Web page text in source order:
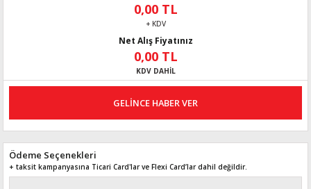
0,00 TL
+ KDV
Net Alış Fiyatınız
0,00 TL
KDV DAHİL
GELİNCE HABER VER
Ödeme Seçenekleri
+ taksit kampanyasına Ticari Card'lar ve Flexi Card’lar dahil değildir.